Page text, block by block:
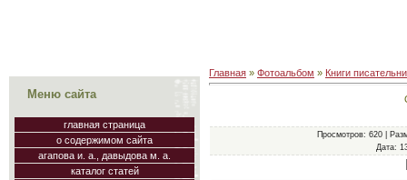
Меню сайта
главная страница
о содержимом сайта
агапова и. а., давыдова м. а.
каталог статей
Главная » Фотоальбом » Книги
Просмотров: 620 |
Дата: